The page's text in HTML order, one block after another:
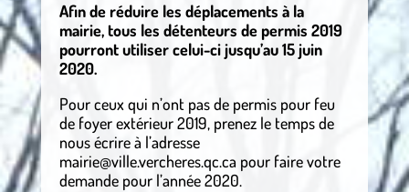
Afin de réduire les déplacements à la
mairie, tous les détenteurs de permis 2019
pourront utiliser celui-ci jusqu’au 15 juin
2020.
Pour ceux qui n’ont pas de permis pour feu
de foyer extérieur 2019, prenez le temps de
nous écrire à l’adresse
mairie@ville.vercheres.qc.ca pour faire votre
demande pour l’année 2020.